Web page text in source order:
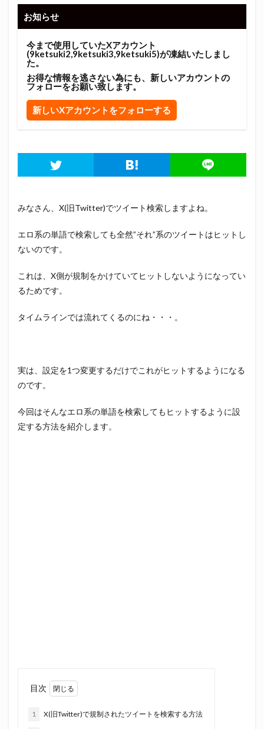
お知らせ
今まで使用していたXアカウント
(9ketsuki2,9ketsuki3,9ketsuki5)が凍結いたしまし
た。
お得な情報を逃さない為にも、新しいアカウントの
フォローをお願い致します。
新しいXアカウントをフォローする
みなさん、X(旧Twitter)でツイート検索しますよね。
エロ系の単語で検索しても全然”それ”系のツイートはヒットし
ないのです。
これは、X側が規制をかけていてヒットしないようになってい
るためです。
タイムラインでは流れてくるのにね・・・。
実は、設定を1つ変更するだけでこれがヒットするようになる
のです。
今回はそんなエロ系の単語を検索してもヒットするように設
定する方法を紹介します。
目次
1 X(旧Twitter)で規制されたツイートを検索する方法